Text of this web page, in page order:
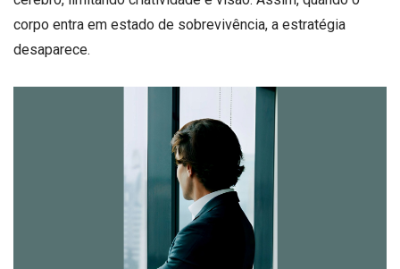
corpo entra em estado de sobrevivência, a estratégia
desaparece.